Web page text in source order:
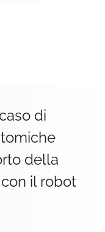
di
della
il robot